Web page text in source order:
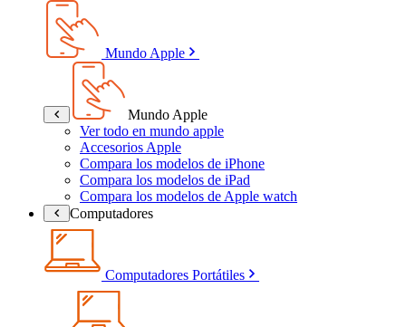
Mundo Apple
Mundo Apple
Ver todo en mundo apple
Accesorios Apple
Compara los modelos de iPhone
Compara los modelos de iPad
Compara los modelos de Apple watch
Computadores
Computadores Portátiles